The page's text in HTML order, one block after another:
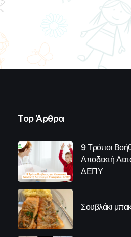
Top Άρθρα
9 Τρόποι
Αποδεκτή
ΔΕΠΥ
Σουβλάκι